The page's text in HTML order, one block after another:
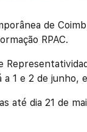
de
RPAC.
a 1 e 2 de junho,
até dia 21 de